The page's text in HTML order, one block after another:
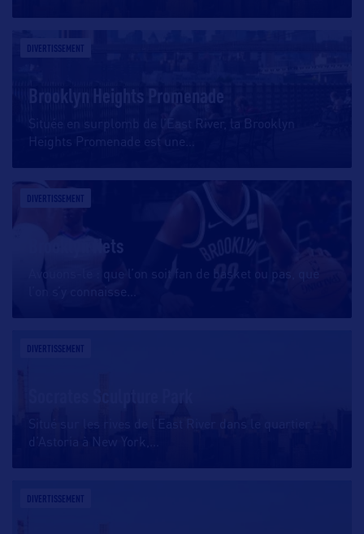
DIVERTISSEMENT
Brooklyn Heights Promenade
Située en surplomb de l’East River, la Brooklyn
Heights Promenade est une
DIVERTISSEMENT
Brooklyn Nets
Avouons-le : que l’on soit fan de basket ou pas, que
l’on s’y connaisse
DIVERTISSEMENT
DIVERTISSEMENT